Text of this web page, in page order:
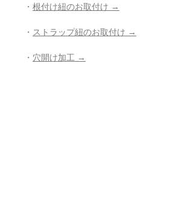
・ 根付け紐のお取付け →
・ ストラップ紐のお取付け →
・ 穴開け加工 →